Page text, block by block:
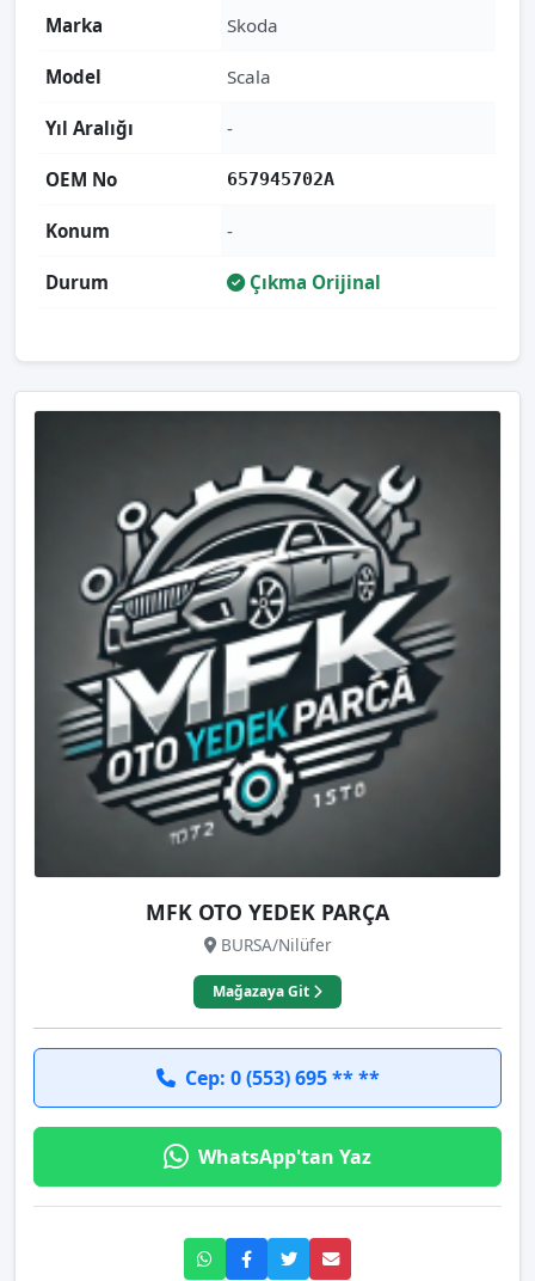
Marka Skoda
Model Scala
Yıl Aralığı -
OEM No 657945702A
Konum -
Durum Çıkma Orijinal
MFK OTO YEDEK PARÇA
BURSA/Nilüfer
Mağazaya Git
Cep: 0 (553) 695 ** **
WhatsApp'tan Yaz